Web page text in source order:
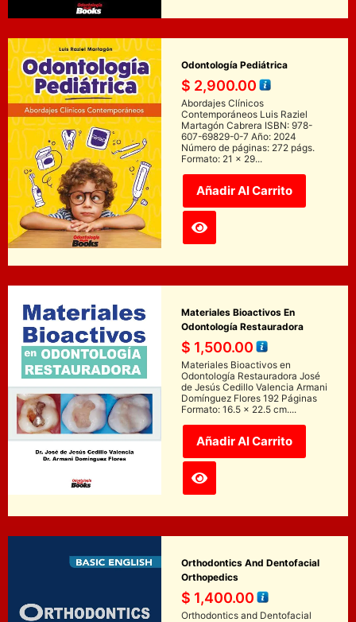
Odontología Pediátrica
$ 2,900.00
Abordajes Clínicos
Contemporáneos Luis Raziel
Martagón Cabrera ISBN: 978-
607-69829-0-7 Año: 2024
Número de páginas: 272 págs.
Formato: 21 x 29...
Añadir Al Carrito
Materiales Bioactivos En
Odontología Restauradora
$ 1,500.00
Materiales Bioactivos en
Odontología Restauradora José
de Jesús Cedillo Valencia Armani
Domínguez Flores 192 Páginas
Formato: 16.5 x 22.5 cm....
Añadir Al Carrito
Orthodontics And Dentofacial
Orthopedics
$ 1,400.00
Orthodontics and Dentofacial